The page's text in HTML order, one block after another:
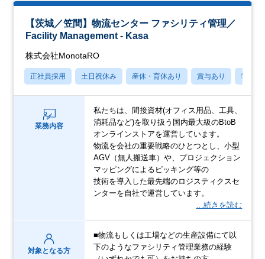
【茨城／笠間】物流センター ファシリティ管理／
Facility Management - Kasa
株式会社MonotaRO
正社員採用 土日祝休み 産休・育休あり 賞与あり 学歴不
業務内容
私たちは、間接資材(オフィス用品、工具、
消耗品など)を取り扱う国内最大級のBtoB
オンラインストアを運営しています。
物流を会社の重要戦略のひとつとし、小型
AGV（無人搬送車）や、プロジェクション
マッピングによるピッキング等の
技術を導入した最先端のロジスティクスセ
ンターを自社で運営しています。
…続きを読む
対象となる方
■物流もしくは工場などの生産設備にて以
下のようなファシリティ管理業務の経験